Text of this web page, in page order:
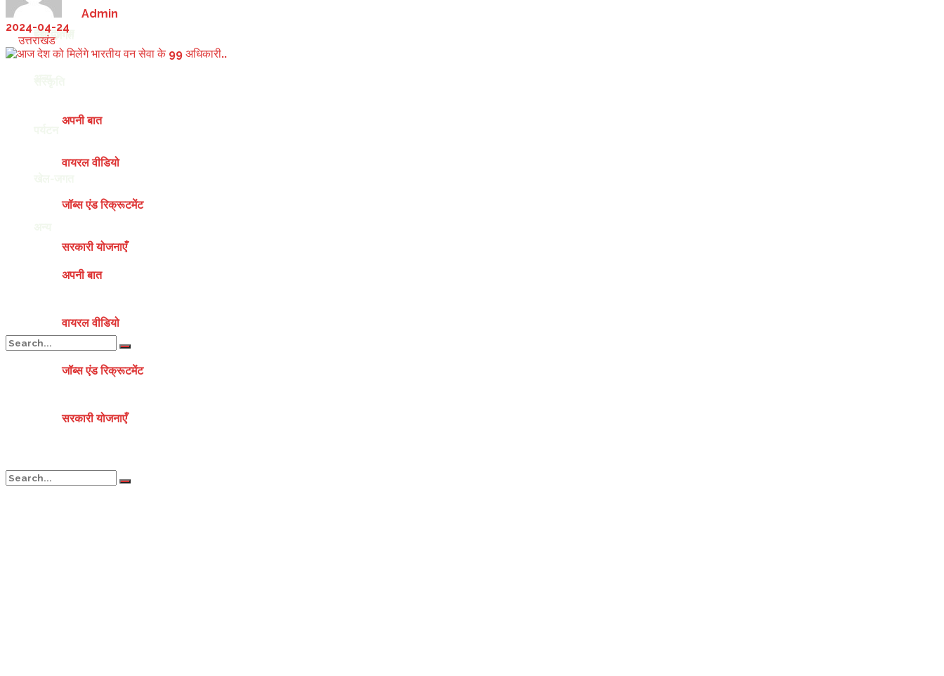
खेल-जगत
अपनी बात
वायरल वीडियो
जॉब्स एंड रिक्रूटमेंट
सरकारी योजनाएँ
View All Result
देश-दुनिया
अपनी बात
वायरल वीडियो
जॉब्स एंड रिक्रूटमेंट
सरकारी योजनाएँ
Admin
2024-04-24
उत्तराखंड